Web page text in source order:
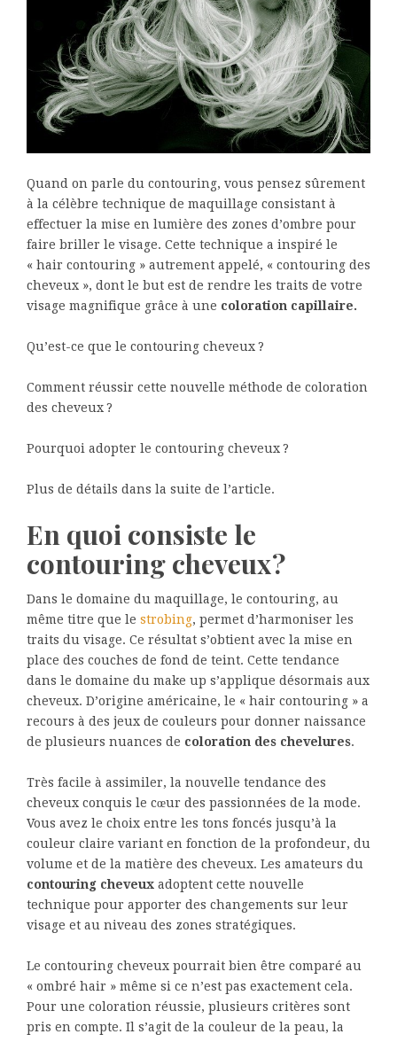
Quand on parle du contouring, vous pensez sûrement
à la célèbre technique de maquillage consistant à
effectuer la mise en lumière des zones d’ombre pour
faire briller le visage. Cette technique a inspiré le
« hair contouring » autrement appelé, « contouring des
cheveux », dont le but est de rendre les traits de votre
visage magnifique grâce à une coloration capillaire.
Qu’est-ce que le contouring cheveux ?
Comment réussir cette nouvelle méthode de coloration
des cheveux ?
Pourquoi adopter le contouring cheveux ?
Plus de détails dans la suite de l’article.
En quoi consiste le
contouring cheveux ?
Dans le domaine du maquillage, le contouring, au
même titre que le strobing, permet d’harmoniser les
traits du visage. Ce résultat s’obtient avec la mise en
place des couches de fond de teint. Cette tendance
dans le domaine du make up s’applique désormais aux
cheveux. D’origine américaine, le « hair contouring » a
recours à des jeux de couleurs pour donner naissance
de plusieurs nuances de coloration des chevelures.
Très facile à assimiler, la nouvelle tendance des
cheveux conquis le cœur des passionnées de la mode.
Vous avez le choix entre les tons foncés jusqu’à la
couleur claire variant en fonction de la profondeur, du
volume et de la matière des cheveux. Les amateurs du
contouring cheveux adoptent cette nouvelle
technique pour apporter des changements sur leur
visage et au niveau des zones stratégiques.
Le contouring cheveux pourrait bien être comparé au
« ombré hair » même si ce n’est pas exactement cela.
Pour une coloration réussie, plusieurs critères sont
pris en compte. Il s’agit de la couleur de la peau, la